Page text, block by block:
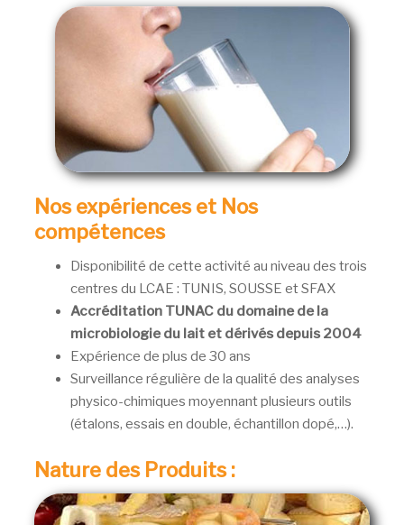
Nos expériences et Nos
compétences
Disponibilité de cette activité au niveau des trois
centres du LCAE : TUNIS, SOUSSE et SFAX
Accréditation TUNAC du domaine de la
microbiologie du lait et dérivés depuis 2004
Expérience de plus de 30 ans
Surveillance régulière de la qualité des analyses
physico-chimiques moyennant plusieurs outils
(étalons, essais en double, échantillon dopé,…).
Nature des Produits :